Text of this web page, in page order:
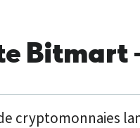
Bitmart
cryptomonnaies